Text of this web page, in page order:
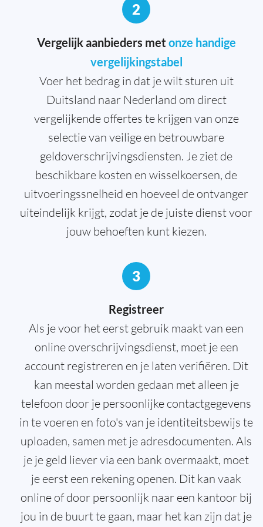
2
Vergelijk aanbieders met onze handige
vergelijkingstabel
Voer het bedrag in dat je wilt sturen uit
Duitsland naar Nederland om direct
vergelijkende offertes te krijgen van onze
selectie van veilige en betrouwbare
geldoverschrijvingsdiensten. Je ziet de
beschikbare kosten en wisselkoersen, de
uitvoeringssnelheid en hoeveel de ontvanger
uiteindelijk krijgt, zodat je de juiste dienst voor
jouw behoeften kunt kiezen.
3
Registreer
Als je voor het eerst gebruik maakt van een
online overschrijvingsdienst, moet je een
account registreren en je laten verifiëren. Dit
kan meestal worden gedaan met alleen je
telefoon door je persoonlijke contactgegevens
in te voeren en foto's van je identiteitsbewijs te
uploaden, samen met je adresdocumenten. Als
je je geld liever via een bank overmaakt, moet
je eerst een rekening openen. Dit kan vaak
online of door persoonlijk naar een kantoor bij
jou in de buurt te gaan, maar het kan zijn dat je